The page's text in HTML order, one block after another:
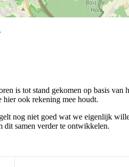
is tot stand gekomen op basis
hier ook rekening mee houdt.
nog niet goed wat we eigenlijk
dit samen verder te ontwikkelen.